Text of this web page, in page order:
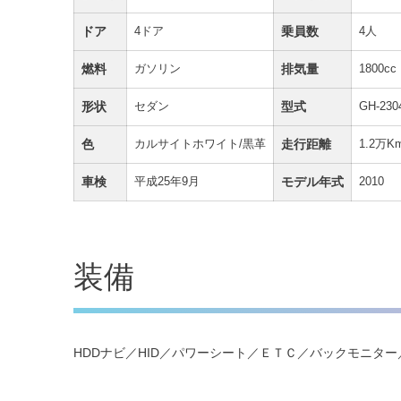
ドア 4ドア 乗員数 4人
燃料 ガソリン 排気量 1800cc
形状 セダン 型式 GH-
色 カルサイトホワイト/黒革 走行距離 1.2万
車検 平成25年9月 モデル年式 2010
装備
HDDナビ／HID／パワーシート／ＥＴＣ／バックモニター